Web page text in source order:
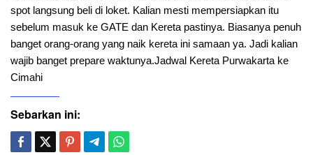
spot langsung beli di loket. Kalian mesti mempersiapkan itu
sebelum masuk ke GATE dan Kereta pastinya. Biasanya penuh
banget orang-orang yang naik kereta ini samaan ya. Jadi kalian
wajib banget prepare waktunya.Jadwal Kereta Purwakarta ke
Cimahi
Sebarkan ini: